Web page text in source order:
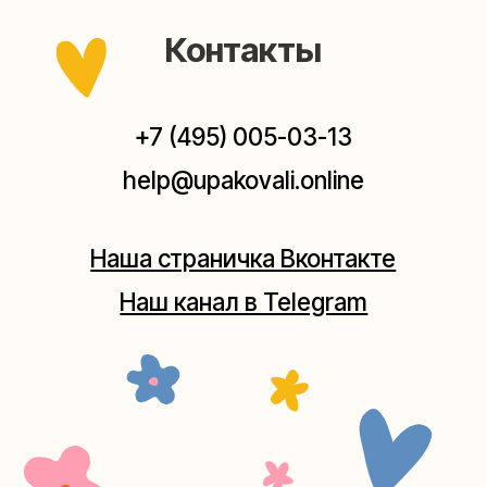
(как пройти)
Москва, ул.Таганская, дом 25-27
(как пройти)
Мастерская на Плющихе
Мастерская на Таганке
+7 (980) 495-03-13
+7 (980) 156-03-13